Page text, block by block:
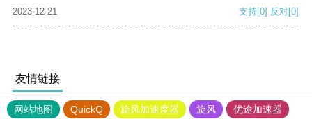
2023-12-21 支持[0] 反对[0]
友情链接
网站地图 QuickQ 旋风加速度器 旋风 优途加速器